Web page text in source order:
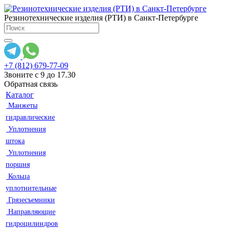
Резинотехнические изделия (РТИ) в Санкт-Петербурге
+7 (812) 679-77-09
Звоните с 9 до 17.30
Обратная связь
Каталог
Манжеты
гидравлические
Уплотнения
штока
Уплотнения
поршня
Кольца
уплотнительные
Грязесъемники
Направляющие
гидроцилиндров